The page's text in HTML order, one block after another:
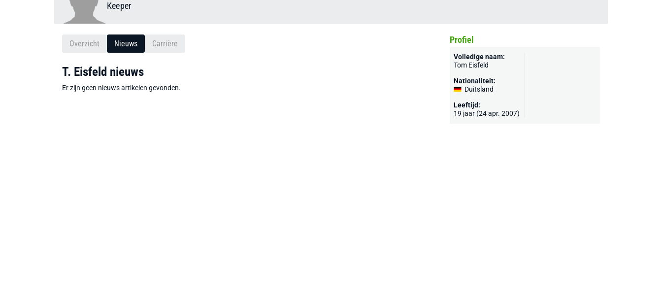
Keeper
Overzicht Nieuws Carrière
T. Eisfeld nieuws
Er zijn geen nieuws artikelen gevonden.
Profiel
Volledige naam:
Tom Eisfeld
Nationaliteit:
Duitsland
Leeftijd:
19 jaar (24 apr. 2007)